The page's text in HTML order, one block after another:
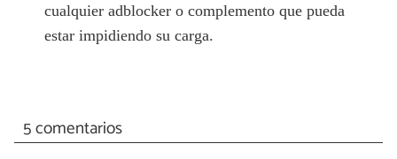
cualquier adblocker o complemento que pueda
estar impidiendo su carga.
5 comentarios